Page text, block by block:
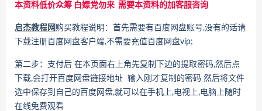
本资料低价众筹 白嫖党勿来 需要本资料的加客服咨询
启杰教程网 购买教程说明：首先需要有百度网盘账号,没有的话请
下载注册百度网盘客户端,不需要充值百度网盘vip;
第二步：支付后 在本页面右上角先复制下边的提取密码,然后点
下载,会打开百度网盘链接地址 输入刚才复制的密码 然后将文件
选中保存到自己的百度网盘,就可以在手机上,电视上,电脑上随时
在线免费观看